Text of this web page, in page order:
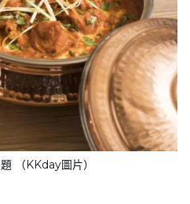
（KKday圖片）